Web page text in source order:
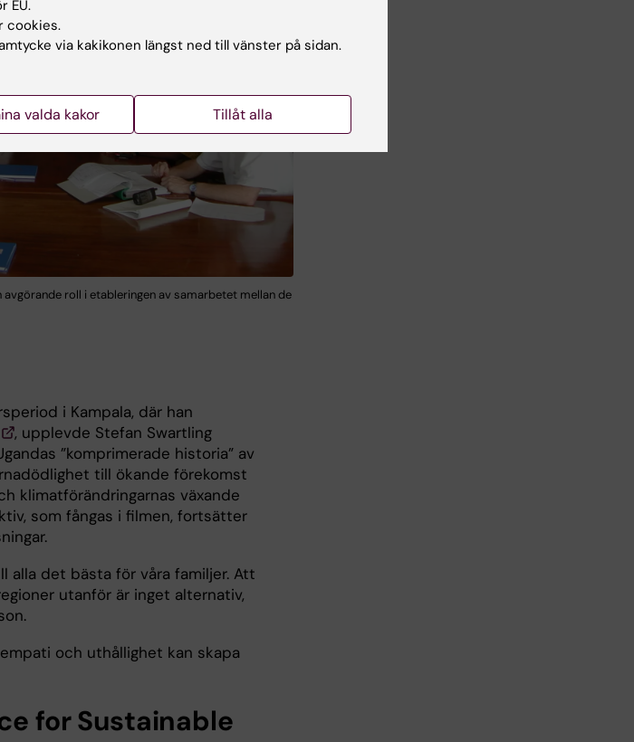
roll i etableringen av samarbetet mellan de
i Kampala, där han
, upplevde Stefan Swartling
”komprimerade historia” av
till ökande förekomst
klimatförändringarnas växande
som fångas i filmen, fortsätter
alla det bästa för våra familjer. Att
utanför är inget alternativ,
och uthållighet kan skapa
for Sustainable
EU.
cookies.
via kakikonen längst ned till vänster på sidan.
valda kakor Tillåt alla